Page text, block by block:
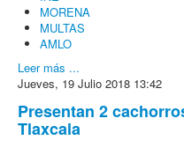
MORENA
MULTAS
AMLO
Leer más ...
Jueves, 19 Julio 2018 13:42
Presentan 2
Tlaxcala